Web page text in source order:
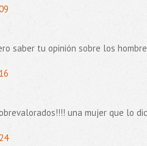
saber tu opinión sobre los
una mujer que lo